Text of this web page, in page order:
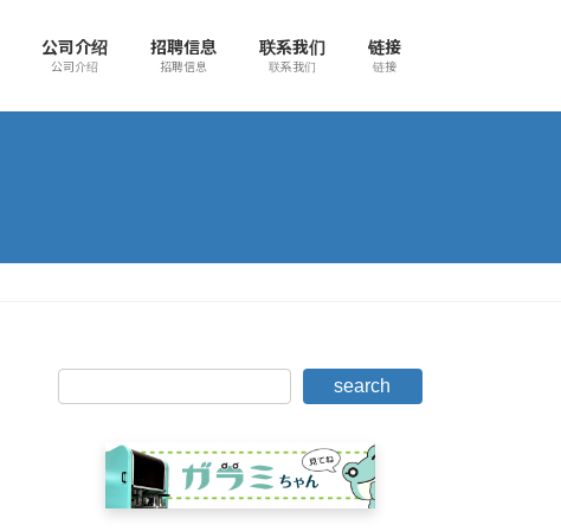
公司介绍
公司介绍
招聘信息
招聘信息
联系我们
联系我们
链接
链接
search